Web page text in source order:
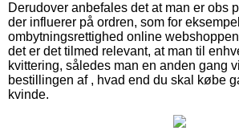
Derudover anbefales det at man er obs
der influerer på ordren, som for
ombytningsrettighed online
det er det tilmed relevant, at man til
kvittering, således man en anden gang
bestillingen af , hvad end du skal købe
kvinde.